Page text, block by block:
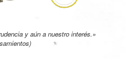
y aún a nuestro interés.»